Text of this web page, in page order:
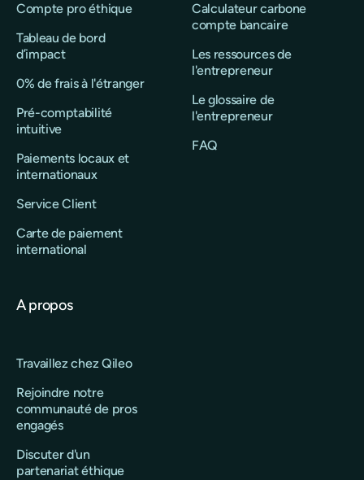
Compte pro éthique
Tableau de bord
d’impact
0% de frais à l'étranger
Pré-comptabilité
intuitive
Paiements locaux et
internationaux
Service Client
Carte de paiement
international
Calculateur carbone
compte bancaire
Les ressources de
l'entrepreneur
Le glossaire de
l'entrepreneur
FAQ
A propos
Travaillez chez Qileo
Rejoindre notre
communauté de pros
engagés
Discuter d'un
partenariat éthique